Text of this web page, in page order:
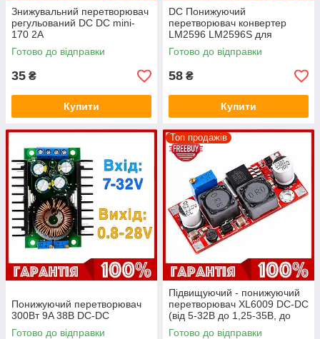
Знижувальний перетворювач
регульований DC DC mini-
170 2A
Готово до відправки
35 ₴
Купити
DC Понижуючий
перетворювач конвертер
LM2596 LM2596S для
зарядних пристроїв
Готово до відправки
58 ₴
Купити
Понижуючий перетворювач
300Вт 9A 38В DC-DC
Готово до відправки
Топ продажів
Підвищуючий - понижуючий
перетворювач XL6009 DC-DC
(від 5-32В до 1,25-35В, до
3А)
Готово до відправки